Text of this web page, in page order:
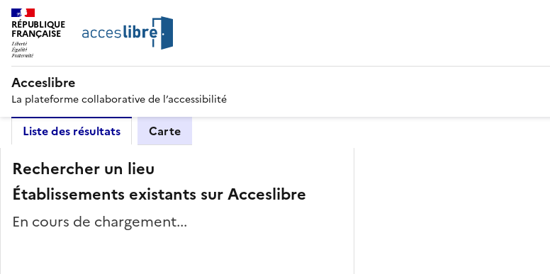
RÉPUBLIQUE
FRANÇAISE
Acceslibre
La plateforme collaborative de l’accessibilité
Liste des résultats Carte
Rechercher un lieu
Établissements existants sur Acceslibre
En cours de chargement...